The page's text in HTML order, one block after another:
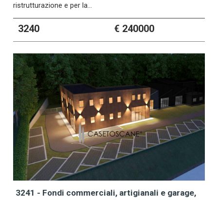
ristrutturazione e per la…
3240 € 240000
3241 - Fondi commerciali, artigianali e garage,